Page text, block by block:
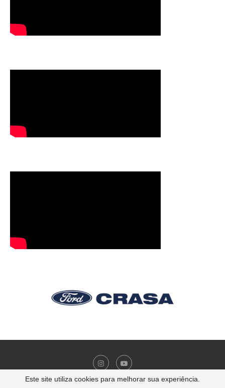
Este site utiliza cookies para melhorar sua experiência.